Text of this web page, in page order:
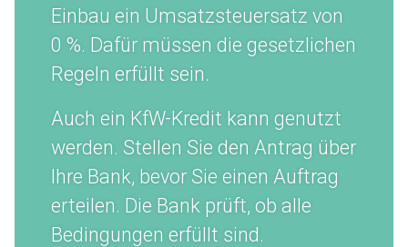
Einbau ein Umsatzsteuersatz von
0 %. Dafür müssen die gesetzlichen
Regeln erfüllt sein.
Auch ein KfW-Kredit kann genutzt
werden. Stellen Sie den Antrag über
Ihre Bank, bevor Sie einen Auftrag
erteilen. Die Bank prüft, ob alle
Bedingungen erfüllt sind.